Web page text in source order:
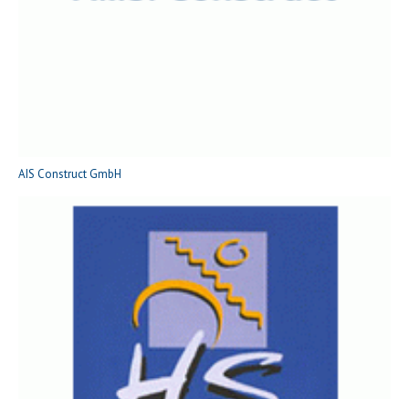
AIS Construct GmbH